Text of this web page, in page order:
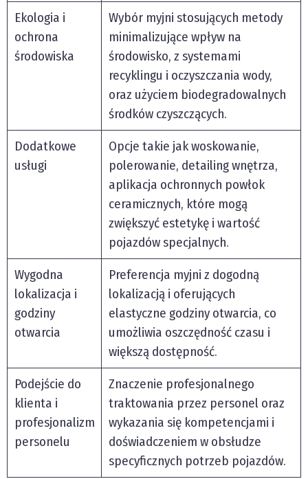
Ekologia i
ochrona
środowiska
Wybór myjni stosujących metody
minimalizujące wpływ na
środowisko, z systemami
recyklingu i oczyszczania wody,
oraz użyciem biodegradowalnych
środków czyszczących.
Dodatkowe
usługi
Opcje takie jak woskowanie,
polerowanie, detailing wnętrza,
aplikacja ochronnych powłok
ceramicznych, które mogą
zwiększyć estetykę i wartość
pojazdów specjalnych.
Wygodna
lokalizacja i
godziny
otwarcia
Preferencja myjni z dogodną
lokalizacją i oferujących
elastyczne godziny otwarcia, co
umożliwia oszczędność czasu i
większą dostępność.
Podejście do
klienta i
profesjonalizm
personelu
Znaczenie profesjonalnego
traktowania przez personel oraz
wykazania się kompetencjami i
doświadczeniem w obsłudze
specyficznych potrzeb pojazdów.